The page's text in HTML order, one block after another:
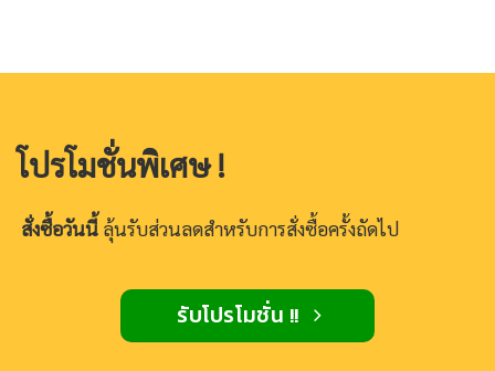
โปรโมชั่นพิเศษ !
สั่งซื้อวันนี้ ลุ้นรับส่วนลดสำหรับการสั่งซื้อครั้งถัดไป
รับโปรโมชั่น !!